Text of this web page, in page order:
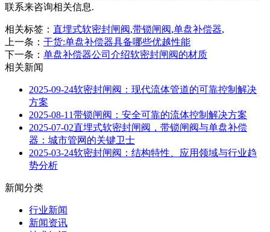
联系来咨询相关信息.
相关标签： 直埋式软密封闸阀,带锁闸阀,单盘补偿器,
上一条： 干货:单盘补偿器具备哪些优越性能
下一条： 单盘补偿器公司介绍软密封闸阀的材质
相关新闻
2025-09-24软密封闸阀：现代流体管道的可靠控制解决
方案
2025-08-11带锁闸阀：安全可靠的流体控制解决方案
2025-07-02直埋式软密封闸阀，带锁闸阀与单盘补偿
器：城市管网的关键卫士
2025-03-24软密封闸阀：结构特性、应用领域与行业趋
势分析
新闻分类
行业新闻
新闻资讯